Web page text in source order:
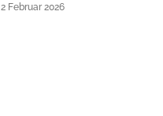
2 Februar 2026